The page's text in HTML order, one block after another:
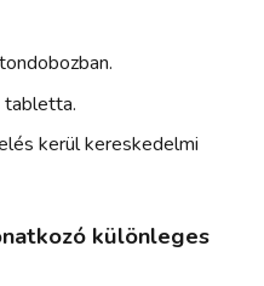
tabletta.
kerül kereskedelmi
különleges